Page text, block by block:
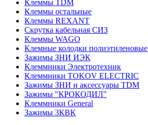
Клеммы TDM
Клеммы остальные
Клеммы REXANT
Скрутка кабельная СИЗ
Клеммы WAGO
Клемные колодки полиэтиленовые
Зажимы ЗНИ ИЭК
Клеммники Электротехник
Клеммники TOKOV ELECTRIC
Зажимы ЗНИ и аксессуары TDM
Зажимы "КРОКОДИЛ"
Клеммники General
Зажимы 3КВК